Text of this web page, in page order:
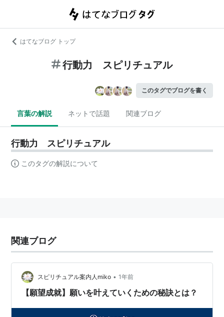
はてなブログ トップ
行動力 スピリチュアル
このタグでブログを書く
言葉の解説 ネットで話題 関連ブログ
行動力 スピリチュアル
このタグの解説について
関連ブログ
スピリチュアル案内人miko • 1年前
【願望成就】願いを叶えていくための秘訣とは？